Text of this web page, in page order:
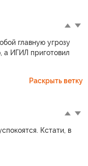
главную угрозу
а ИГИЛ приготовил
Раскрыть ветку
Кстати, в